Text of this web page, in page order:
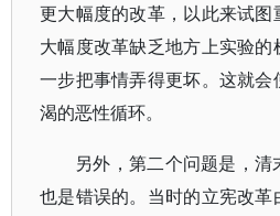
更大幅度的改革，以此来试图
大幅度改革缺乏地方上实验
一步把事情弄得更坏。这就
渴的恶性循环。
另外，第二个问题是，
也是错误的。当时的立宪改